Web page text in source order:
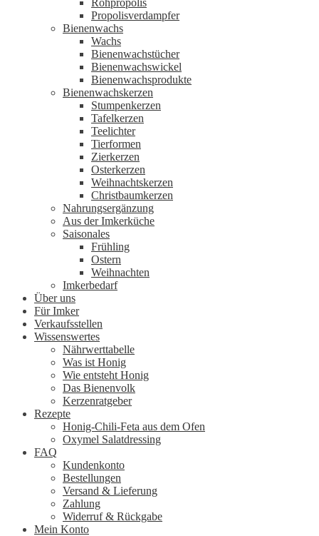
Rohpropolis
Propolisverdampfer
Bienenwachs
Wachs
Bienenwachstücher
Bienenwachswickel
Bienenwachsprodukte
Bienenwachskerzen
Stumpenkerzen
Tafelkerzen
Teelichter
Tierformen
Zierkerzen
Osterkerzen
Weihnachtskerzen
Christbaumkerzen
Nahrungsergänzung
Aus der Imkerküche
Saisonales
Frühling
Ostern
Weihnachten
Imkerbedarf
Über uns
Für Imker
Verkaufsstellen
Wissenswertes
Nährwerttabelle
Was ist Honig
Wie entsteht Honig
Das Bienenvolk
Kerzenratgeber
Rezepte
Honig-Chili-Feta aus dem Ofen
Oxymel Salatdressing
FAQ
Kundenkonto
Bestellungen
Versand & Lieferung
Zahlung
Widerruf & Rückgabe
Mein Konto